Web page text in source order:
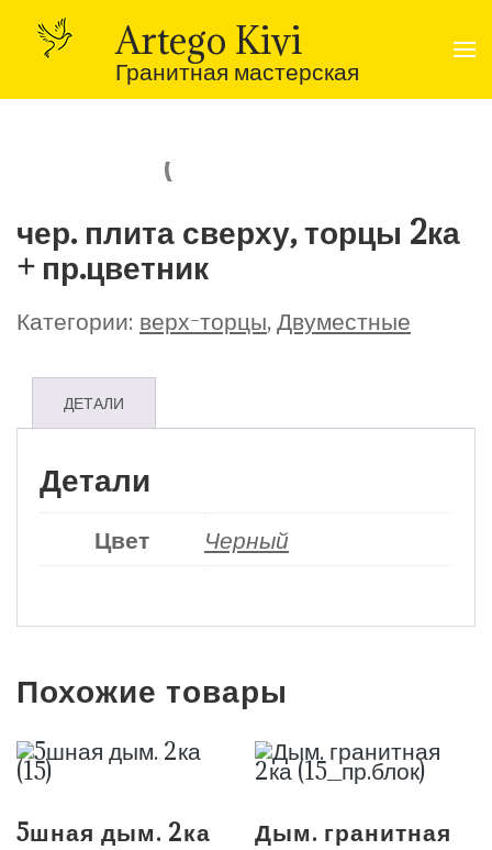
содержимому
(нажмите
Artego Kivi
Гранитная мастерская
чер. плита сверху, торцы 2ка
+ пр.цветник
Категории: верх-торцы, Двуместные
ДЕТАЛИ
Детали
Цвет Черный
Похожие товары
5шная дым. 2ка
Дым. гранитная